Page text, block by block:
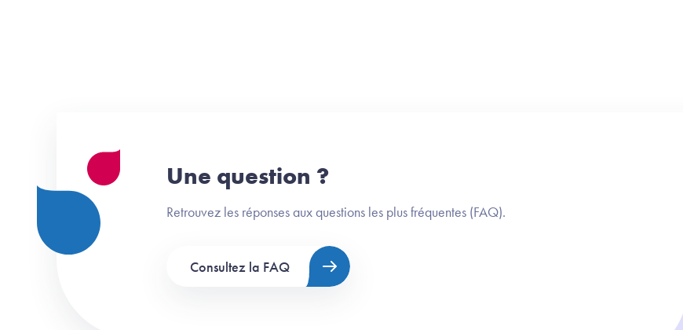
Une question ?
Retrouvez les réponses aux questions les plus fréquentes (FAQ).
Consultez la FAQ